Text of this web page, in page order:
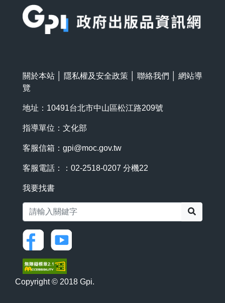
關於本站 隱私權及安全政策 聯絡我們
網站導
覽
地址：10491台北市中山區松江路209號
指導單位：文化部
客服信箱： gpi@moc.gov.tw
客服電話：：02-2518-0207 分機22
我要找書
Copyright © 2018 Gpi.